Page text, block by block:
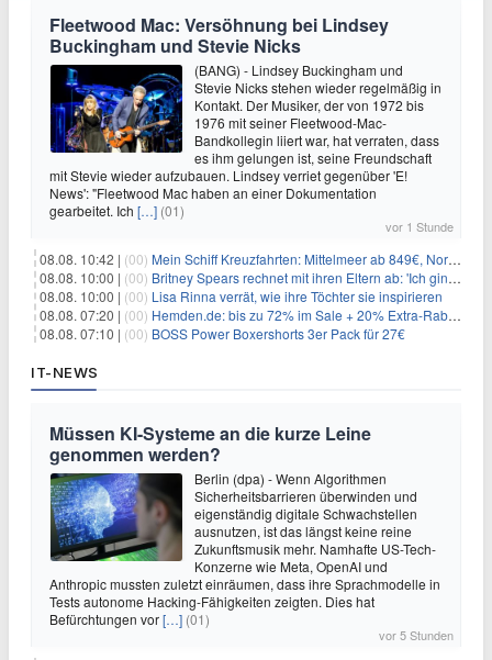
Fleetwood Mac: Versöhnung bei Lindsey
Buckingham und Stevie Nicks
(BANG) - Lindsey Buckingham und
Stevie Nicks stehen wieder regelmäßig in
Kontakt. Der Musiker, der von 1972 bis
1976 mit seiner Fleetwood-Mac-
Bandkollegin liiert war, hat verraten, dass
es ihm gelungen ist, seine Freundschaft
mit Stevie wieder aufzubauen. Lindsey verriet gegenüber 'E!
News': "Fleetwood Mac haben an einer Dokumentation
gearbeitet. Ich […] (01)
vor 1 Stunde
08.08. 10:42 | (00) Mein Schiff Kreuzfahrten: Mittelmeer ab 849€, Norwegen ab 999€ p.P.
08.08. 10:00 | (00) Britney Spears rechnet mit ihren Eltern ab: 'Ich ging zwei Monate lang auf die Knie und weinte'
08.08. 10:00 | (00) Lisa Rinna verrät, wie ihre Töchter sie inspirieren
08.08. 07:20 | (00) Hemden.de: bis zu 72% im Sale + 20% Extra-Rabatt dank Gutschein
08.08. 07:10 | (00) BOSS Power Boxershorts 3er Pack für 27€
IT-NEWS
Müssen KI-Systeme an die kurze Leine
genommen werden?
Berlin (dpa) - Wenn Algorithmen
Sicherheitsbarrieren überwinden und
eigenständig digitale Schwachstellen
ausnutzen, ist das längst keine reine
Zukunftsmusik mehr. Namhafte US-Tech-
Konzerne wie Meta, OpenAI und
Anthropic mussten zuletzt einräumen, dass ihre Sprachmodelle in
Tests autonome Hacking-Fähigkeiten zeigten. Dies hat
Befürchtungen vor[…] (01)
vor 5 Stunden